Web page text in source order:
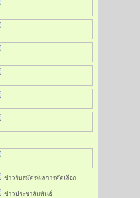
ข่าวรับสมัคร/ผลการคัดเลือก
ข่าวประชาสัมพันธ์